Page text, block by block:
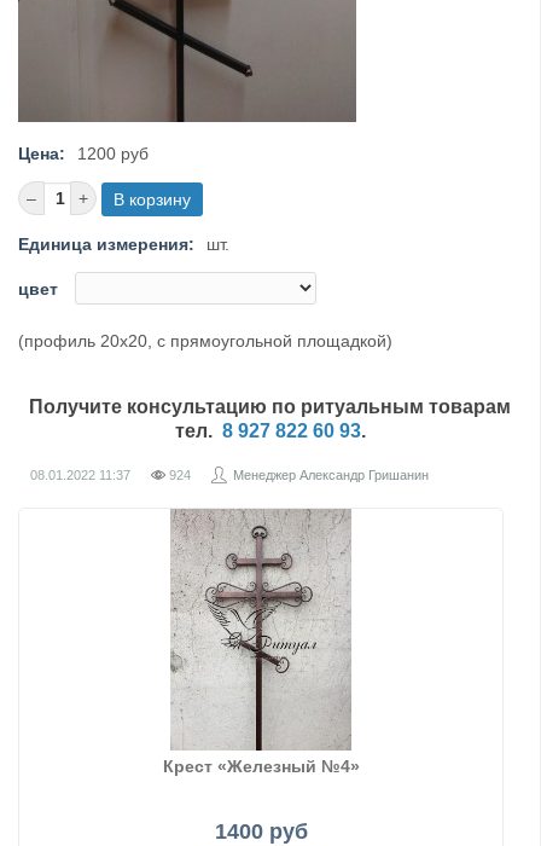
Цена: 1200 руб
Единица измерения: шт.
цвет
(профиль 20х20, с прямоугольной площадкой)
Получите консультацию по ритуальным товарам
тел. 8 927 822 60 93.
08.01.2022 11:37 924 Менеджер Александр Гришанин
Крест «Железный №4»
1400 руб